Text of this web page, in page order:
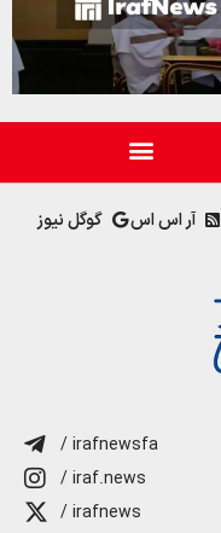
آر اس اس گوگل نیوز
/ irafnewsfa
/ iraf.news
/ irafnews